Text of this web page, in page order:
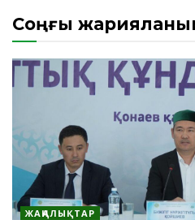
Соңғы
ЖАҢАЛЫҚТАР